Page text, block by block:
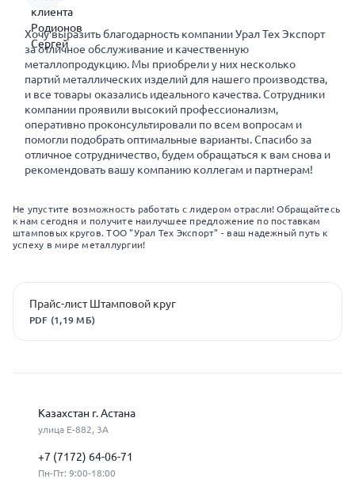
Хочу выразить благодарность компании Урал Тех Экспорт
за отличное обслуживание и качественную
металлопродукцию. Мы приобрели у них несколько
партий металлических изделий для нашего производства,
и все товары оказались идеального качества. Сотрудники
компании проявили высокий профессионализм,
оперативно проконсультировали по всем вопросам и
помогли подобрать оптимальные варианты. Спасибо за
отличное сотрудничество, будем обращаться к вам снова и
рекомендовать вашу компанию коллегам и партнерам!
Не упустите возможность работать с лидером отрасли! Обращайтесь
к нам сегодня и получите наилучшее предложение по поставкам
штамповых кругов. ТОО "Урал Тех Экспорт" - ваш надежный путь к
успеху в мире металлургии!
Прайс-лист Штамповой круг
PDF (1,19 МБ)
Казахстан г. Астана
улица Е-882, 3А
+7 (7172) 64-06-71
Пн-Пт: 9:00-18:00